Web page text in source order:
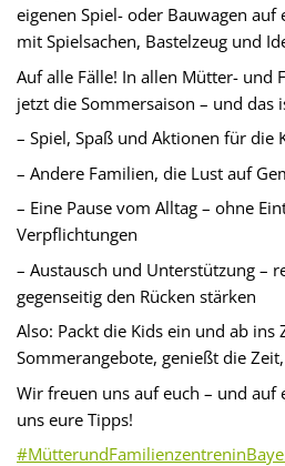
eigenen Spiel- oder Bauwagen
mit Spielsachen, Bastelzeug und
Auf alle Fälle! In allen Mütter- und
jetzt die Sommersaison – und das
– Spiel, Spaß und Aktionen für die
– Andere Familien, die Lust auf
– Eine Pause vom Alltag – ohne
Verpflichtungen
– Austausch und Unterstützung –
gegenseitig den Rücken stärken
Also: Packt die Kids ein und ab
Sommerangebote, genießt die
Wir freuen uns auf euch – und auf
uns eure Tipps!